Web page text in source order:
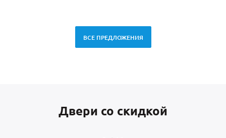
ВСЕ ПРЕДЛОЖЕНИЯ
Двери со скидкой